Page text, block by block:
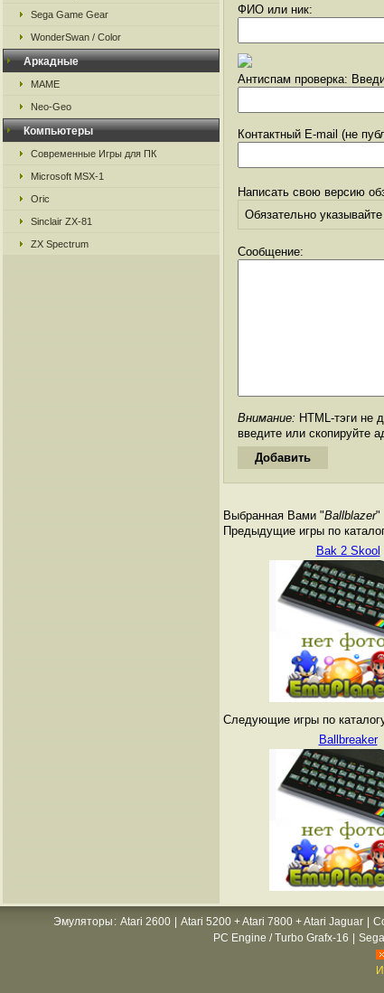
Sega Game Gear
WonderSwan / Color
Аркадные
MAME
Neo-Geo
Компьютеры
Современные Игры для ПК
Microsoft MSX-1
Oric
Sinclair ZX-81
ZX Spectrum
ФИО или ник:
Антиспам проверка:
Контактный E-mail (не
Написать свою версию
Обязательно
Сообщение:
Внимание: HTML-тэги не
введите или скопируйте
Выбранная Вами "Ballblazer"
Предыдущие игры по
Bak 2 Skool
Следующие игры по
Ballbreaker
Эмуляторы : Atari 2600 Atari 5200 + Atari 7800 + Atari Jaguar
PC Engine / Turbo Grafx-16
Sega